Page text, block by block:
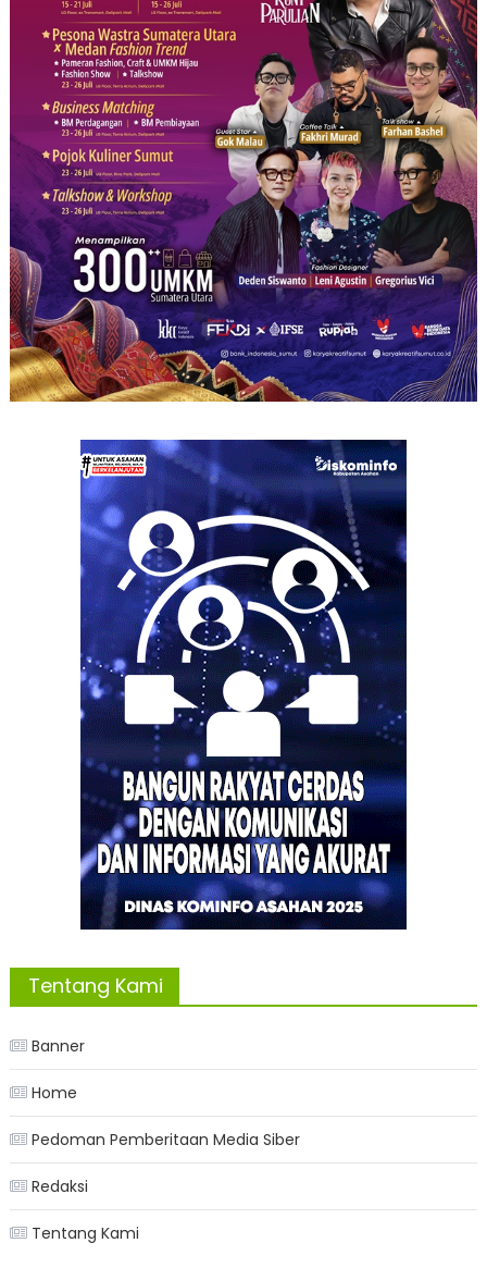
Tentang Kami
Banner
Home
Pedoman Pemberitaan Media Siber
Redaksi
Tentang Kami